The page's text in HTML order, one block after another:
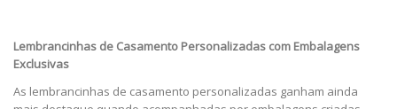
Lembrancinhas de Casamento Personalizadas com Embalagens
Exclusivas
As lembrancinhas de casamento personalizadas ganham ainda